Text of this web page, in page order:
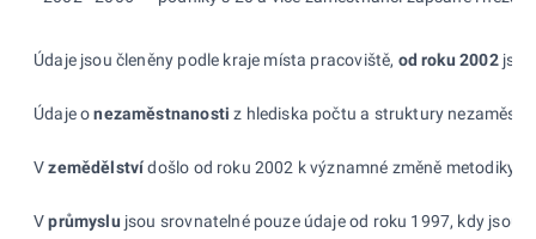
Údaje jsou členěny podle kraje místa pracoviště, od roku 2002jsou
Údaje onezaměstnanosti z hlediska počtu a struktury
Vzemědělstvídošlo od roku 2002 k významné změně metodiky
Vprůmyslu jsou srovnatelné pouze údaje od roku 1997, kdy